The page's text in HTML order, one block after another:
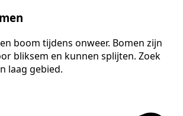
boom tijdens onweer. Bomen zijn
bliksem en kunnen splijten. Zoek
laag gebied.